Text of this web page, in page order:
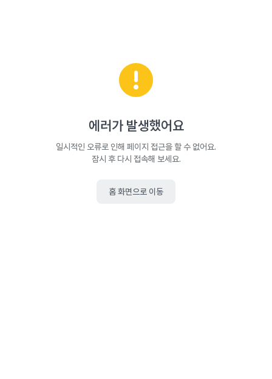
에러가 발생했어요
일시적인 오류로 인해 페이지 접근을 할 수 없어요.
잠시 후 다시 접속해 보세요.
홈 화면으로 이동